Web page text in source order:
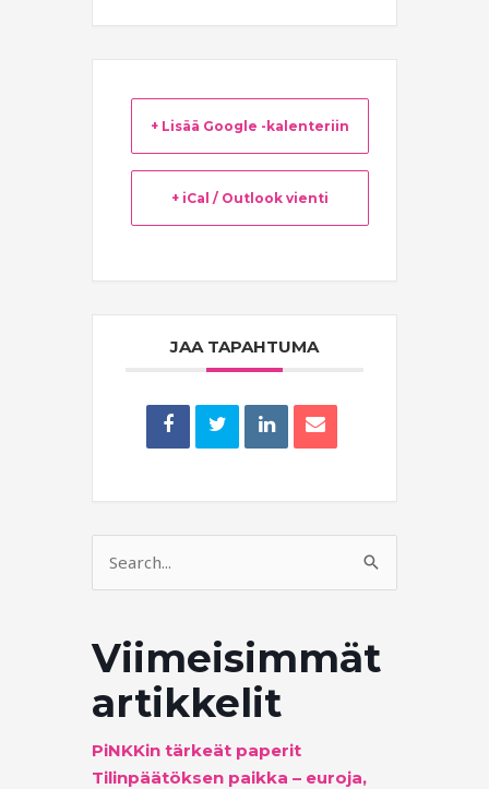
+ Lisää Google -kalenteriin
+ iCal / Outlook vienti
JAA TAPAHTUMA
Search
for:
Viimeisimmät
artikkelit
PiNKKin tärkeät paperit
Tilinpäätöksen paikka – euroja,